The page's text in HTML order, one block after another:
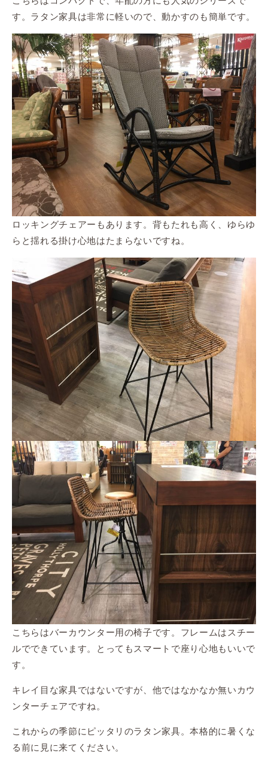
す。ラタン家具は非常に軽いので、動かすのも簡単です。
ロッキングチェアーもあります。背もたれも高く、ゆらゆ
らと揺れる掛け心地はたまらないですね。
こちらはバーカウンター用の椅子です。フレームはスチー
ルでできています。とってもスマートで座り心地もいいで
す。
キレイ目な家具ではないですが、他ではなかなか無いカウ
ンターチェアですね。
これからの季節にピッタリのラタン家具。本格的に暑くな
る前に見に来てください。